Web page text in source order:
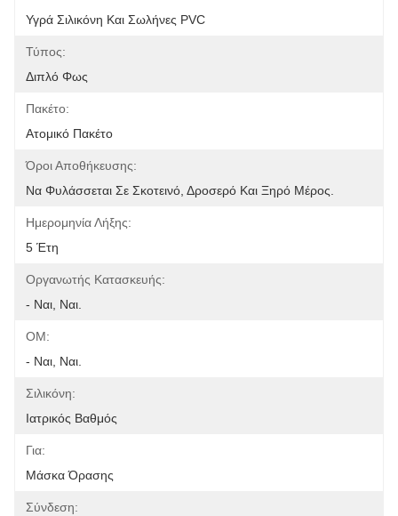
Υγρά Σιλικόνη Και Σωλήνες PVC
Τύπος:
Διπλό Φως
Πακέτο:
Ατομικό Πακέτο
Όροι Αποθήκευσης:
Να Φυλάσσεται Σε Σκοτεινό, Δροσερό Και Ξηρό Μέρος.
Ημερομηνία Λήξης:
5 Έτη
Οργανωτής Κατασκευής:
- Ναι, Ναι.
ΟΜ:
- Ναι, Ναι.
Σιλικόνη:
Ιατρικός Βαθμός
Για:
Μάσκα Όρασης
Σύνδεση: